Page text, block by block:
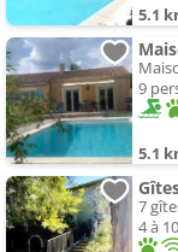
5.1
9
5.1
7
4 à